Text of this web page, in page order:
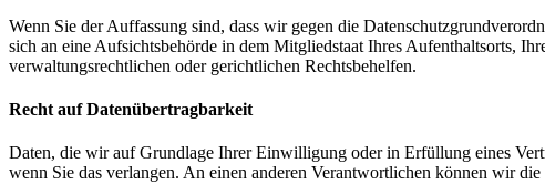
Wenn Sie der Auffassung sind, dass wir gegen die
sich an eine Aufsichtsbehörde in dem Mitgliedstaat Ihres Aufenthaltsorts,
verwaltungsrechtlichen oder gerichtlichen Rechtsbehelfen.
Recht auf Datenübertragbarkeit
Daten, die wir auf Grundlage Ihrer Einwilligung oder in Erfüllung eines
wenn Sie das verlangen. An einen anderen Verantwortlichen können wir